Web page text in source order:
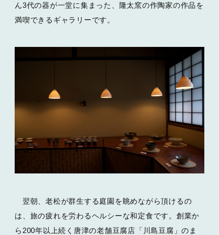
ん3代の器が一堂に集まった、隆太窯の作陶家の作品を
満喫できるギャラリーです。
翌朝、老松が群生する庭園を眺めながら頂けるの
は、旅の疲れを労わるヘルシーな和定食です。創業か
ら200年以上続く唐津の老舗豆腐店「川島豆腐」のま